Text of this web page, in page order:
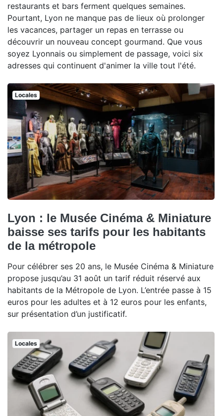
restaurants et bars ferment quelques semaines.
Pourtant, Lyon ne manque pas de lieux où prolonger
les vacances, partager un repas en terrasse ou
découvrir un nouveau concept gourmand. Que vous
soyez Lyonnais ou simplement de passage, voici six
adresses qui continuent d'animer la ville tout l'été.
Locales
Lyon : le Musée Cinéma & Miniature
baisse ses tarifs pour les habitants
de la métropole
Pour célébrer ses 20 ans, le Musée Cinéma & Miniature
propose jusqu’au 31 août un tarif réduit réservé aux
habitants de la Métropole de Lyon. L’entrée passe à 15
euros pour les adultes et à 12 euros pour les enfants,
sur présentation d’un justificatif.
Locales